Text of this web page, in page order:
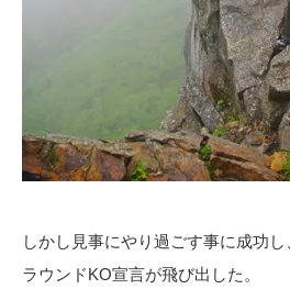
しかし見事にやり過ごす事に成功
ラウンドKO宣言が飛び出した。